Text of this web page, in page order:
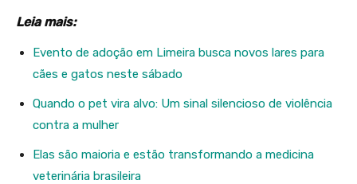
Leia mais:
Evento de adoção em Limeira busca novos lares para
cães e gatos neste sábado
Quando o pet vira alvo: Um sinal silencioso de violência
contra a mulher
Elas são maioria e estão transformando a medicina
veterinária brasileira